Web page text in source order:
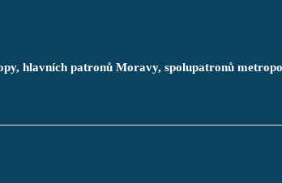
hlavních patronů Moravy, spolupatronů